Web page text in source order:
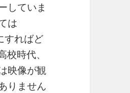
していま
は
すればど
時代、
映像が観
りません